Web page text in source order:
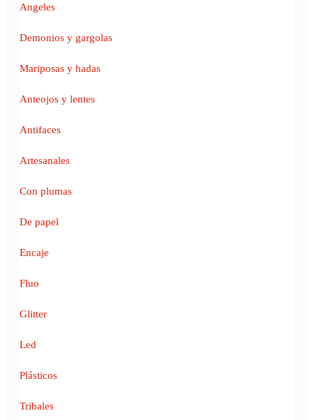
Angeles
Demonios y gargolas
Mariposas y hadas
Anteojos y lentes
Antifaces
Artesanales
Con plumas
De papel
Encaje
Fluo
Glitter
Led
Plásticos
Tribales